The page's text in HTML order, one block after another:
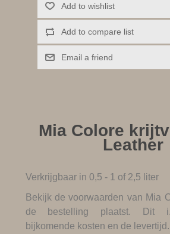
Add to wishlist
Add to compare list
Email a friend
Mia Colore
Leather
Verkrijgbaar in 0,5 - 1 of 2,5 liter
Bekijk devoorwaarden van Mia
de bestelling plaatst. Dit
bijkomende kosten en de levertijd.